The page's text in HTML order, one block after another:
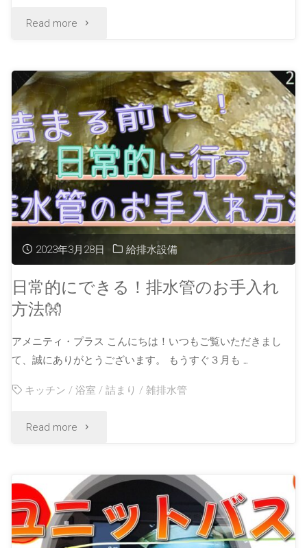
Read more
2023年3月28日 給排水設備
日常的にできる！排水管のお手入れ
方法👐
アメニティ・プラス こんにちは！いつもご覧いただきまし
て、誠にありがとうございます。 もうすぐ３月も …
キッチン /浴室 /詰まり /雑排水管
Read more